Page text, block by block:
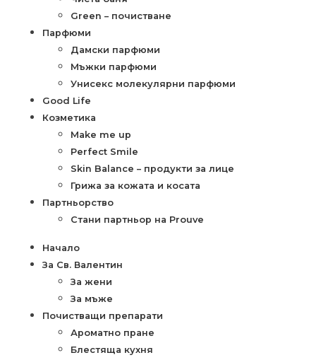
Green – почистване
Парфюми
Дамски парфюми
Мъжки парфюми
Унисекс молекулярни парфюми
Good Life
Козметика
Make me up
Perfect Smile
Skin Balance – продукти за лице
Грижа за кожата и косата
Партньорство
Стани партньор на Prouve
Начало
За Св. Валентин
За жени
За мъже
Почистващи препарати
Ароматно пране
Блестяща кухня